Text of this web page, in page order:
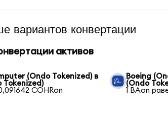
вариантов конвертации
активов
(Ondo Tokenized) в
Tokenized)
COHRon
Boeing
(Ondo
1 BAon